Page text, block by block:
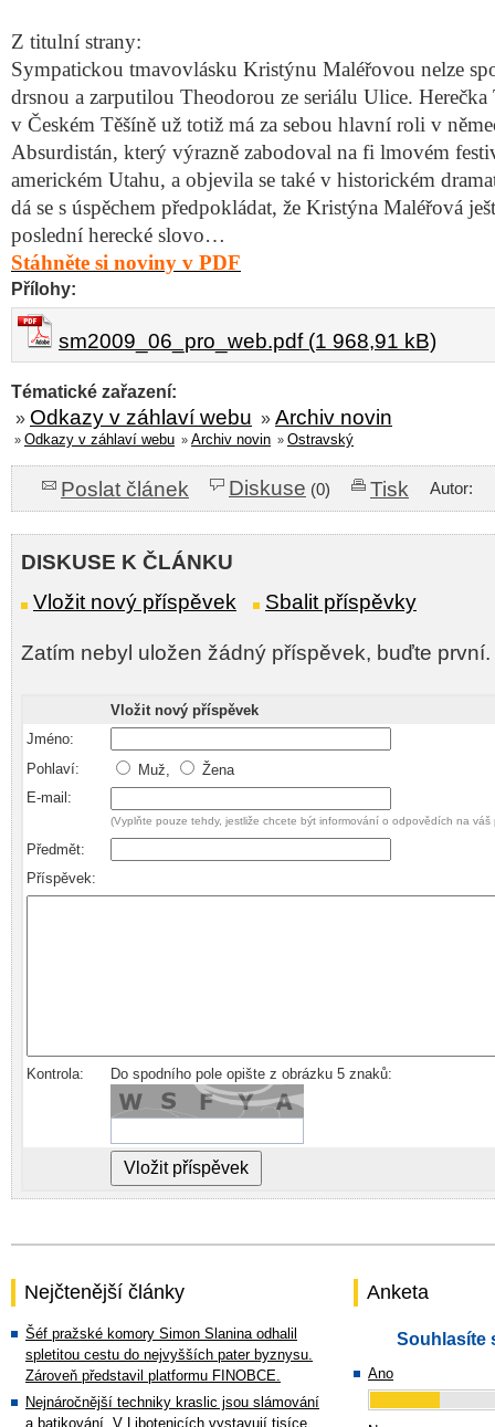
Z titulní strany:
Sympatickou tmavovlásku Kristýnu Maléřovou nelze
drsnou a zarputilou Theodorou ze seriálu Ulice.
v Českém Těšíně už totiž má za sebou hlavní roli v
Absurdistán, který výrazně zabodoval na fi lmovém
americkém Utahu, a objevila se také v historickém
dá se s úspěchem předpokládat, že Kristýna Maléřová
poslední herecké slovo…
Stáhněte si noviny v PDF
Přílohy:
sm2009_06_pro_web.pdf (1 968,91 kB)
Tématické zařazení:
» Odkazy v záhlaví webu » Archiv novin
» Odkazy v záhlaví webu » Archiv novin » Ostravský
Poslat článek Diskuse (0) Tisk Autor:
DISKUSE K ČLÁNKU
Vložit nový příspěvek
Sbalit příspěvky
Zatím nebyl uložen žádný příspěvek, buďte první.
Vložit nový příspěvek
Jméno:
Pohlaví:
Muž,
Žena
E-mail:
(Vyplňte pouze tehdy, jestliže chcete být informování o odpovědích na váš
Předmět:
Příspěvek:
Kontrola: Do spodního pole opište z obrázku 5 znaků:
Nejčtenější články
Šéf pražské komory Simon Slanina odhalil
spletitou cestu do nejvyšších pater byznysu.
Zároveň představil platformu FINOBCE.
Nejnáročnější techniky kraslic jsou slámování
a batikování. V Libotenicích vystavují tisíce
Anketa
Souhlasíte
Ano